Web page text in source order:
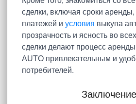
сделки, включая сроки
платежей и условия выкупа
прозрачность и ясность во
сделки делают процесс
AUTO привлекательным и
потребителей.
Заключение